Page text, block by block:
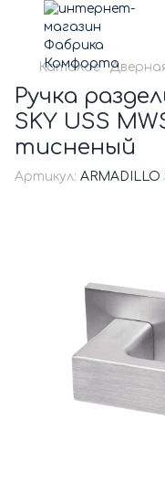
Каталог
Ручка
SKY USS
тисненый
Артикул: ARMADILLO